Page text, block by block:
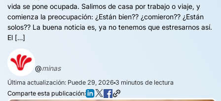
vida se pone ocupada. Salimos de casa por trabajo o viaje, y
comienza la preocupación: ¿Están bien?? ¿comieron?? ¿Están
solos?? La buena noticia es, ya no tenemos que estresarnos así.
El […]
@minas
Última actualización: Puede 29, 2026 3 minutos de lectura
Comparte esta publicación: